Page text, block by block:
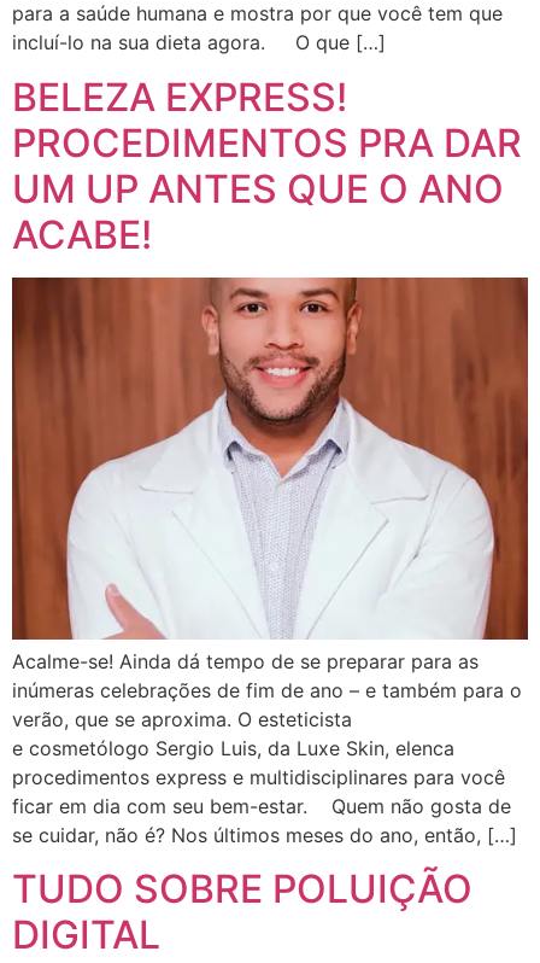
para a saúde humana e mostra por que você tem que
incluí-lo na sua dieta agora. O que […]
BELEZA EXPRESS!
PROCEDIMENTOS PRA DAR
UM UP ANTES QUE O ANO
ACABE!
Acalme-se! Ainda dá tempo de se preparar para as
inúmeras celebrações de fim de ano – e também para o
verão, que se aproxima. O esteticista
e cosmetólogo Sergio Luis, da Luxe Skin, elenca
procedimentos express e multidisciplinares para você
ficar em dia com seu bem-estar. Quem não gosta de
se cuidar, não é? Nos últimos meses do ano, então, […]
TUDO SOBRE POLUIÇÃO
DIGITAL